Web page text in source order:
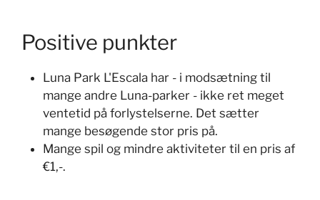
Positive punkter
Luna Park L'Escala har - i modsætning til
mange andre Luna-parker - ikke ret meget
ventetid på forlystelserne. Det sætter
mange besøgende stor pris på.
Mange spil og mindre aktiviteter til en pris af
€1,-.